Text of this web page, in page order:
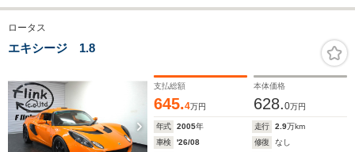
ロータス
エキシージ 1.8
支払総額
645.4万円
本体価格
628.0万円
年式 2005年 走行 2.9万km
車検
'26/08 修復
なし